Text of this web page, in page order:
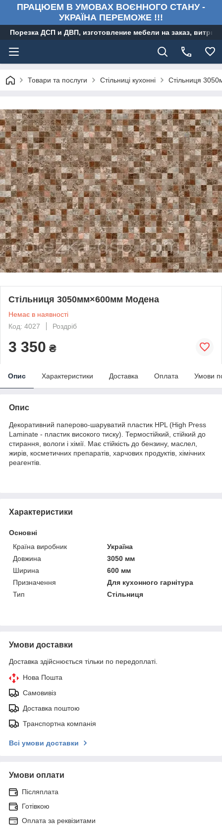
ПРАЦЮЕМ В УМОВАХ ВОЄННОГО СТАНУ -
УКРАЇНА ПЕРЕМОЖЕ !!!
Порезка ДСП и ДВП, изготовление мебели на заказ,
Товари та послуги Стільниці кухонні Стільниця
Стільниця 3050мм×600мм Модена
Немає в наявності
Код: 4027
Роздріб
3 350 ₴
Опис Характеристики Доставка Оплата Умови
Опис
Декоративний паперово-шаруватий пластик HPL (High Press
Laminate - пластик високого тиску). Термостійкий, стійкий до
стирання, вологи і хімії. Має стійкість до бензину, маслел,
жирів, косметичних препаратів, харчових продуктів, хімічних
реагентів.
Характеристики
Основні
Країна виробник
Україна
Довжина
3050 мм
Ширина
600 мм
Призначення
Для кухонного гарнітура
Тип
Стільниця
Умови доставки
Доставка здійснюється тільки по передоплаті.
Нова Пошта
Самовивіз
Доставка поштою
Транспортна компанія
Всі умови доставки
Умови оплати
Післяплата
Готівкою
Оплата за реквізитами